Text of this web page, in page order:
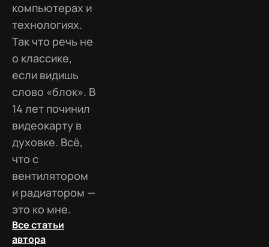
компьютерах и
технологиях.
Так что речь не
о классике,
если видишь
слово «блок». В
14 лет починил
видеокарту в
духовке. Всё,
что с
вентилятором
и радиатором —
это ко мне.
Все статьи
автора